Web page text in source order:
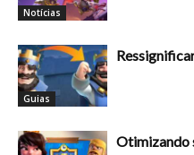
Notícias
Guias
Otimizando